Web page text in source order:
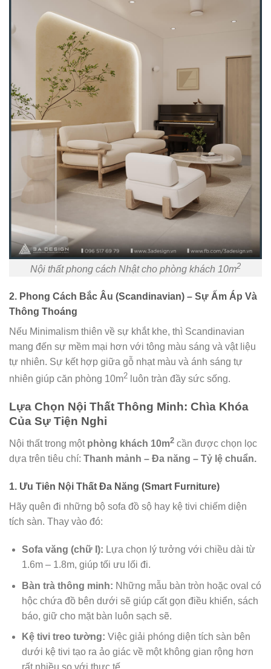
Nội thất phong cách Nhật cho phòng khách 10m2
2. Phong Cách Bắc Âu (Scandinavian) – Sự Ấm Áp Và
Thông Thoáng
Nếu Minimalism thiên về sự khắt khe, thì Scandinavian
mang đến sự mềm mại hơn với tông màu sáng và vật liệu
tự nhiên. Sự kết hợp giữa gỗ nhạt màu và ánh sáng tự
nhiên giúp căn phòng 10m2 luôn tràn đầy sức sống.
Lựa Chọn Nội Thất Thông Minh: Chìa Khóa
Của Sự Tiện Nghi
Nội thất trong một phòng khách 10m2 cần được chọn lọc
dựa trên tiêu chí: Thanh mảnh – Đa năng – Tỷ lệ chuẩn.
1. Ưu Tiên Nội Thất Đa Năng (Smart Furniture)
Hãy quên đi những bộ sofa đồ sộ hay kệ tivi chiếm diện
tích sàn. Thay vào đó:
Sofa văng (chữ I): Lựa chọn lý tưởng với chiều dài từ
1.6m – 1.8m, giúp tối ưu lối đi.
Bàn trà thông minh: Những mẫu bàn tròn hoặc oval có
hộc chứa đồ bên dưới sẽ giúp cất gọn điều khiển, sách
báo, giữ cho mặt bàn luôn sạch sẽ.
Kệ tivi treo tường: Việc giải phóng diện tích sàn bên
dưới kệ tivi tạo ra ảo giác về một không gian rộng hơn